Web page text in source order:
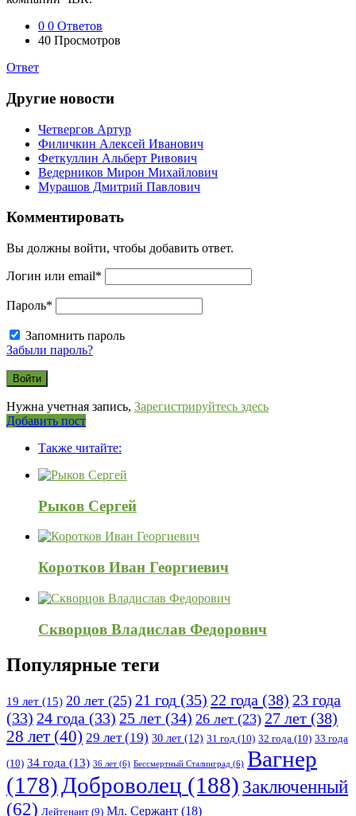
0 0 Ответов
40 Просмотров
Ответ
Другие новости
Четвергов Артур
Филичкин Алексей Иванович
Феткуллин Альберт Ривович
Ведерников Мирон Михайлович
Мурашов Дмитрий Павлович
Комментировать
Вы должны войти, чтобы добавить ответ.
Логин или email*
Пароль*
Запомнить пароль
Забыли пароль?
Нужна учетная запись, Зарегистрируйтесь здесь
Боковая
Добавить пост
120x600Также читайте:
Рыков Сергей
Коротков Иван Георгиевич
Скворцов Владислав Федорович
Популярные теги
19 лет (15) 20 лет (25) 21 год (35) 22 года (38) 23 года
(33) 24 года (33) 25 лет (34) 26 лет (23) 27 лет (38)
28 лет (40) 29 лет(19) 30 лет (12) 31 год (10) 32 года (10) 33 года
(10) 34 года (13) 36 лет (6) Бессмертный Сталинград (6) Вагнер
(178)Доброволец (188) Заключенный
(62) Лейтенант (9) Мл. Сержант (18)